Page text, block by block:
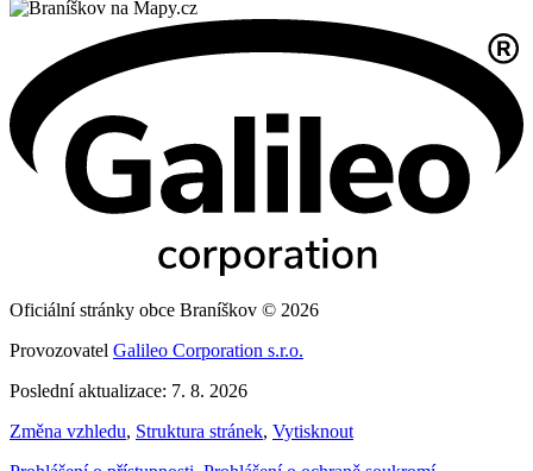
Oficiální stránky obce Braníškov © 2026
Provozovatel Galileo Corporation s.r.o.
Poslední aktualizace: 7. 8. 2026
Změna vzhledu, Struktura stránek, Vytisknout